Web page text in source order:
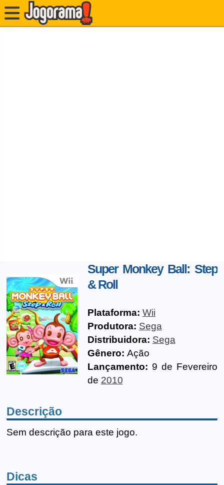
Super Monkey Ball: Step
& Roll
Plataforma: Wii
Produtora: Sega
Distribuidora: Sega
Gênero: Ação
Lançamento: 9 de Fevereiro
de 2010
Descrição
Sem descrição para este jogo.
Dicas